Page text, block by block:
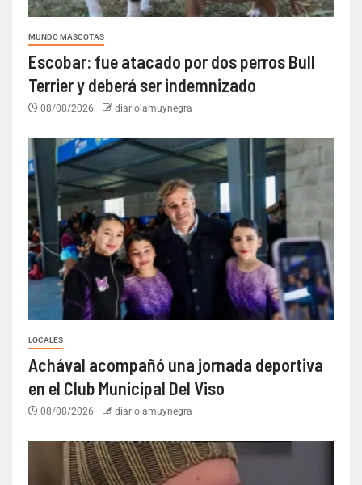
MUNDO MASCOTAS
Escobar: fue atacado por dos perros Bull
Terrier y deberá ser indemnizado
08/08/2026 diariolamuynegra
LOCALES
Achával acompañó una jornada deportiva
en el Club Municipal Del Viso
08/08/2026 diariolamuynegra